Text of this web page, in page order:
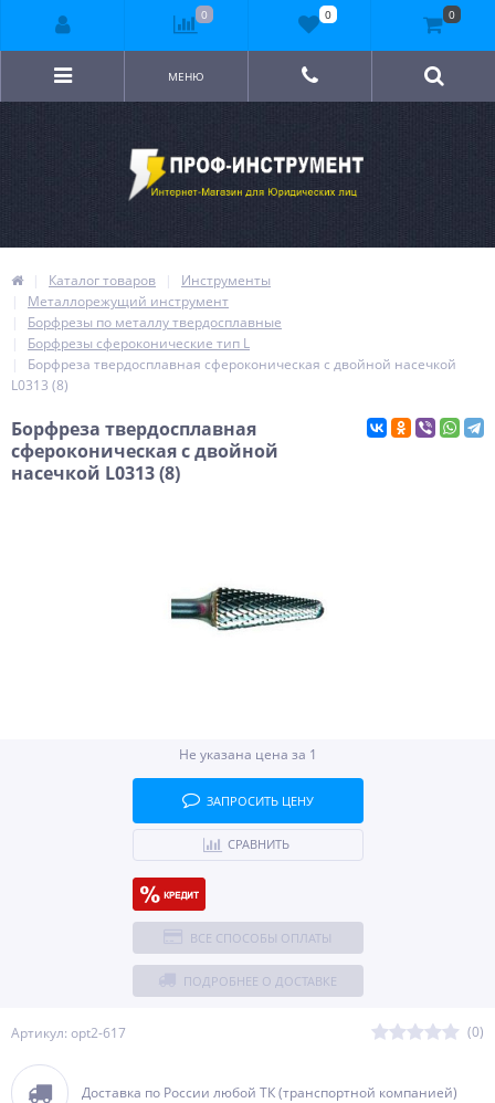
МЕНЮ
Каталог товаров
Инструменты
Металлорежущий инструмент
Борфрезы по металлу твердосплавные
Борфрезы сфероконические тип L
Борфреза твердосплавная сфероконическая с двойной насечкой
L0313 (8)
Борфреза твердосплавная
сфероконическая с двойной
насечкой L0313 (8)
Артикул: opt2-617 (0)
Доставка по России любой ТК (транспортной компанией)
Не указана цена за 1
ЗАПРОСИТЬ ЦЕНУ
СРАВНИТЬ
ВСЕ СПОСОБЫ ОПЛАТЫ
ПОДРОБНЕЕ О ДОСТАВКЕ
0 0 0